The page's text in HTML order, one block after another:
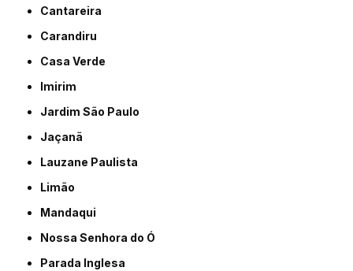
Cantareira
Carandiru
Casa Verde
Imirim
Jardim São Paulo
Jaçanã
Lauzane Paulista
Limão
Mandaqui
Nossa Senhora do Ó
Parada Inglesa